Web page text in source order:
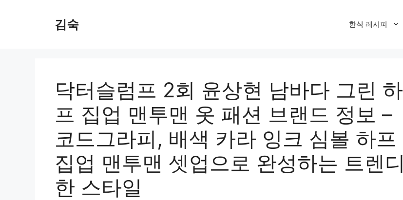
김숙 한식 레시피
닥터슬럼프 2회 윤상현 남바다 그린 하
프 집업 맨투맨 옷 패션 브랜드 정보 –
코드그라피, 배색 카라 잉크 심볼 하프
집업 맨투맨 셋업으로 완성하는 트렌디
한 스타일